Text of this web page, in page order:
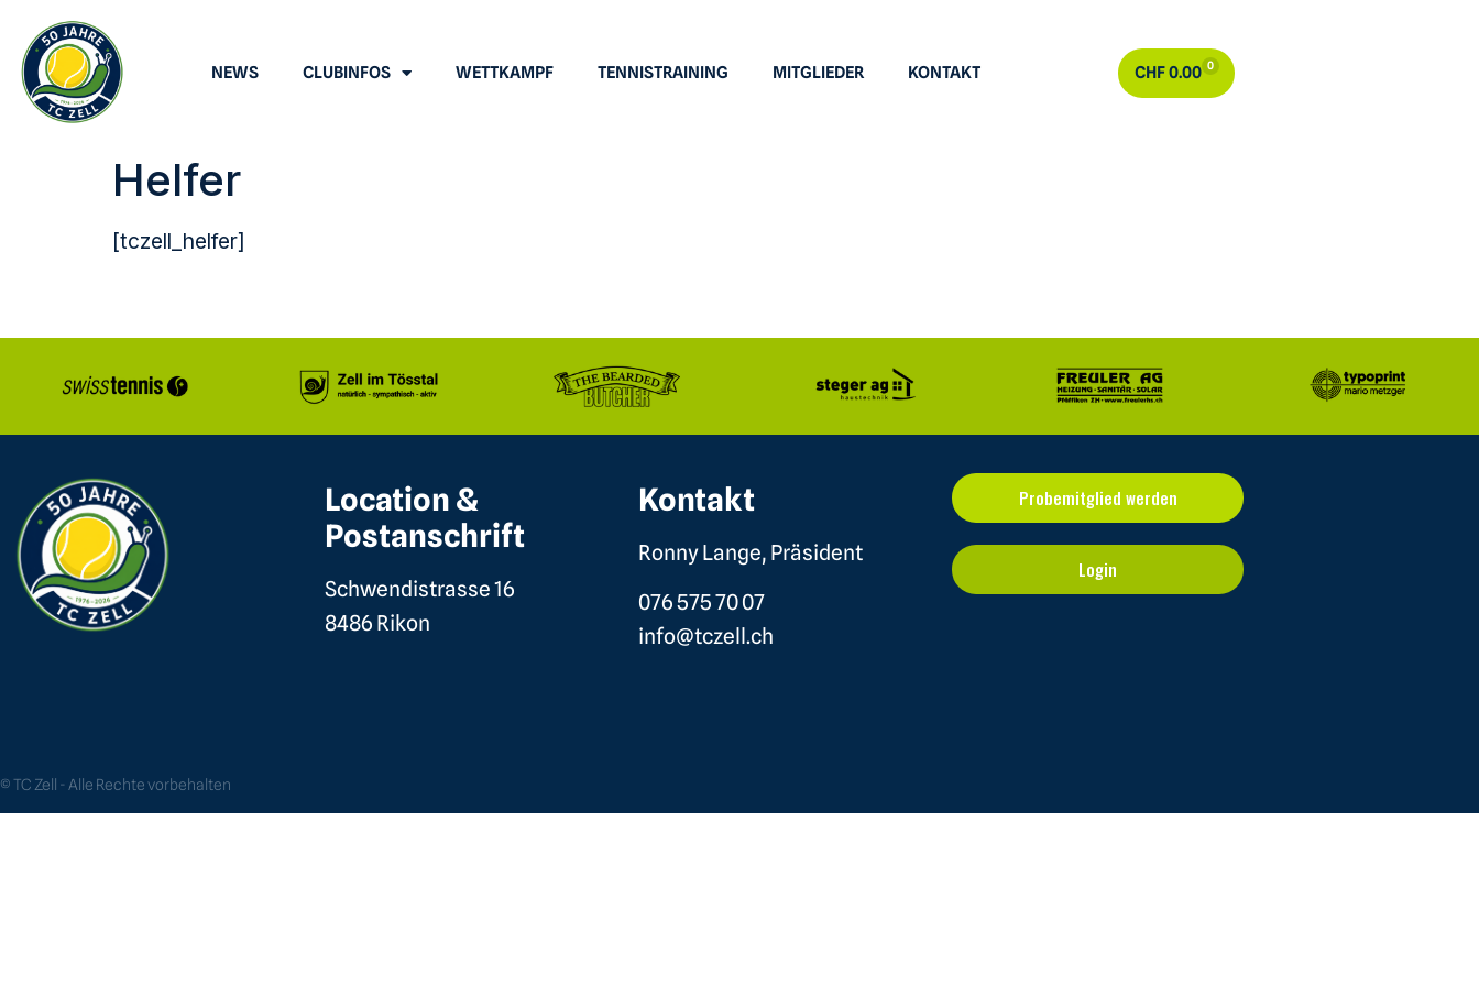
NEWS CLUBINFOS WETTKAMPF TENNISTRAINING MITGLIEDER KONTAKT CHF0.00 0
Helfer
[tczell_helfer]
Location &
Postanschrift
Schwendistrasse 16
8486 Rikon
Kontakt
Ronny Lange, Präsident
076 575 70 07
info@tczell.ch
Probemitglied werden
Login
© TC Zell - Alle Rechte vorbehalten